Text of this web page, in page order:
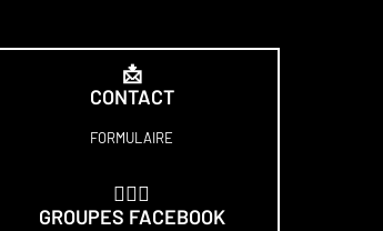
📩
CONTACT
FORMULAIRE
🏋🏻‍♀️
GROUPES FACEBOOK